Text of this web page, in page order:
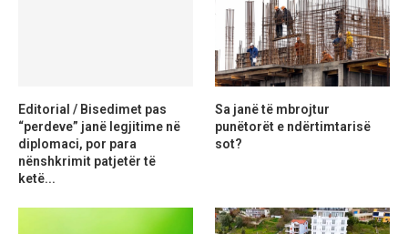
Editorial / Bisedimet pas
“perdeve” janë legjitime në
diplomaci, por para
nënshkrimit patjetër të
ketë...
Sa janë të mbrojtur
punëtorët e ndërtimtarisë
sot?